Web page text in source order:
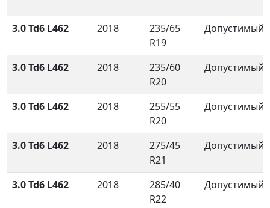
3.0 Td6 L462 2018
235/65
R19
Допустимый
3.0 Td6 L462 2018
235/60
R20
Допустимый
3.0 Td6 L462 2018
255/55
R20
Допустимый
3.0 Td6 L462 2018
275/45
R21
Допустимый
3.0 Td6 L462 2018
285/40
R22
Допустимый